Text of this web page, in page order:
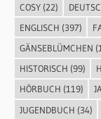
COSY(22)
ENGLISCH (397)
GÄNSEBLÜMCHEN
HISTORISCH (99)
HÖRBUCH (119)
JUGENDBUCH (34)